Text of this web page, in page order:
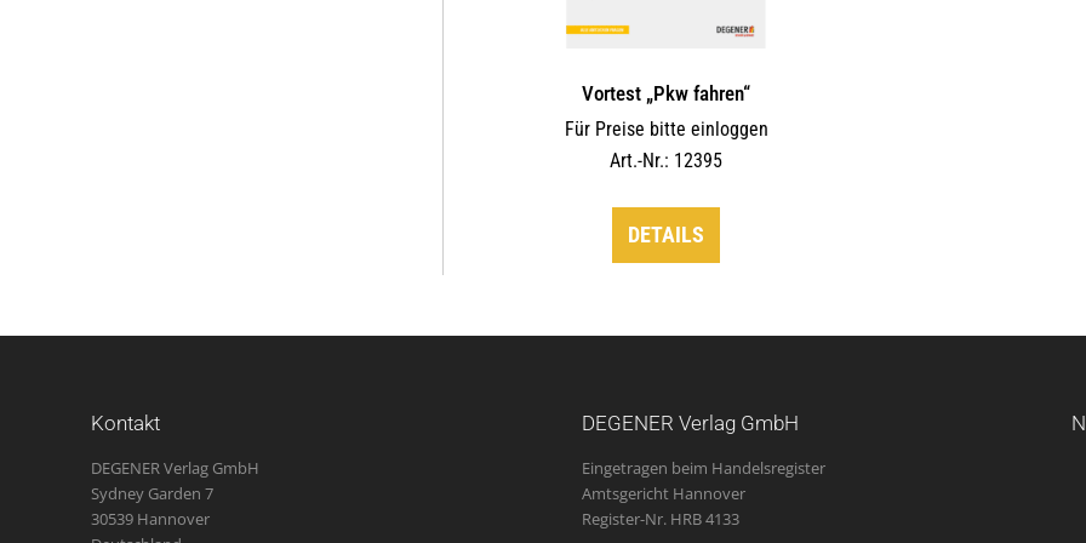
Vortest „Pkw fahren“
Für Preise bitte einloggen
Art.-Nr.: 12395
DETAILS
Kontakt
DEGENER Verlag GmbH
Sydney Garden 7
30539 Hannover
DEGENER Verlag GmbH
Eingetragen beim Handelsregister
Amtsgericht Hannover
Register-Nr. HRB 4133